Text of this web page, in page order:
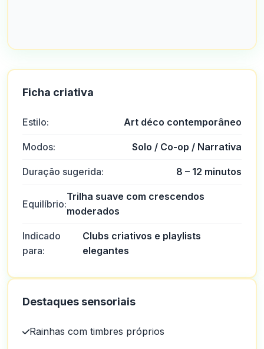
Ficha criativa
Estilo: Art déco contemporâneo
Modos: Solo / Co-op / Narrativa
Duração sugerida: 8 – 12 minutos
Equilíbrio:
Trilha suave com crescendos
moderados
Indicado
para:
Clubs criativos e playlists
elegantes
Destaques sensoriais
Rainhas com timbres próprios